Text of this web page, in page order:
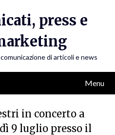
press e
di articoli e news
Menu
in concerto a
9 luglio presso il